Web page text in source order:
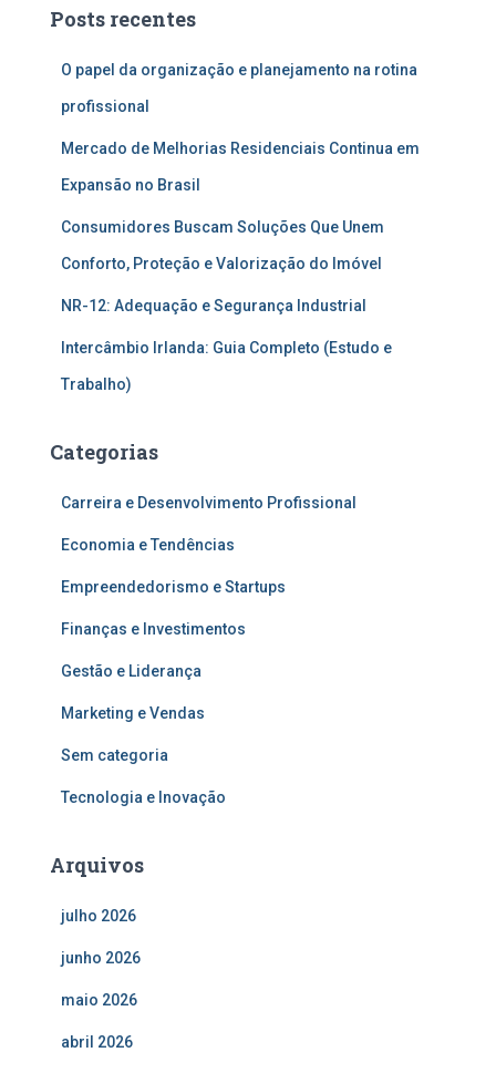
Posts recentes
O papel da organização e planejamento na rotina
profissional
Mercado de Melhorias Residenciais Continua em
Expansão no Brasil
Consumidores Buscam Soluções Que Unem
Conforto, Proteção e Valorização do Imóvel
NR-12: Adequação e Segurança Industrial
Intercâmbio Irlanda: Guia Completo (Estudo e
Trabalho)
Categorias
Carreira e Desenvolvimento Profissional
Economia e Tendências
Empreendedorismo e Startups
Finanças e Investimentos
Gestão e Liderança
Marketing e Vendas
Sem categoria
Tecnologia e Inovação
Arquivos
julho 2026
junho 2026
maio 2026
abril 2026